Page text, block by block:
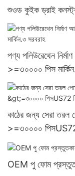
শুওড কুইক ড্রাই
পণ্য পলিউরেথেন
>=৩০০০০ পিস
কাঠের জন্য সেরা
>=৩০০০০ পিসUS72
OEM পু ফোম